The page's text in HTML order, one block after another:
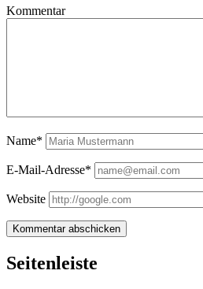
Kommentar
Name*
E-Mail-Adresse*
Website
Seitenleiste